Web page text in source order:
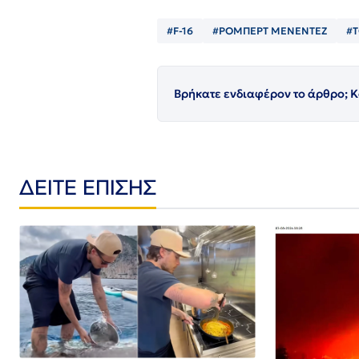
#F-16 #ΡΟΜΠΕΡΤ ΜΕΝΕΝΤΕΖ
Βρήκατε ενδιαφέρον το άρθρο;
ΔΕΙΤΕ ΕΠΙΣΗΣ